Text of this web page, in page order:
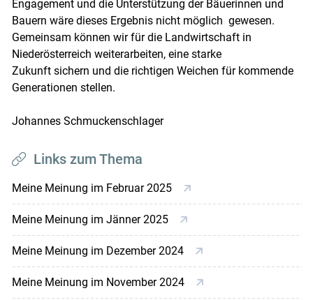
Engagement und die Unterstützung der Bäuerinnen und
Bauern wäre dieses Ergebnis nicht möglich gewesen.
Gemeinsam können wir für die Landwirtschaft in
Niederösterreich weiterarbeiten, eine starke
Zukunft sichern und die richtigen Weichen für kommende
Generationen stellen.
Johannes Schmuckenschlager
Links zum Thema
Meine Meinung im Februar 2025
Meine Meinung im Jänner 2025
Meine Meinung im Dezember 2024
Meine Meinung im November 2024